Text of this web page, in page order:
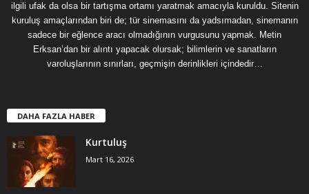
ilgili ufak da olsa bir tartışma ortamı yaratmak amacıyla kuruldu. Sitenin
kuruluş amaçlarından biri de; tür sinemasını da yadsımadan, sinemanın
sadece bir eğlence aracı olmadığının vurgusunu yapmak. Metin
Erksan’dan bir alıntı yapacak olursak; bilimlerin ve sanatların
varoluşlarının sınırları, geçmişin derinlikleri içindedir…
DAHA FAZLA HABER
Kurtuluş
Mart 16, 2026